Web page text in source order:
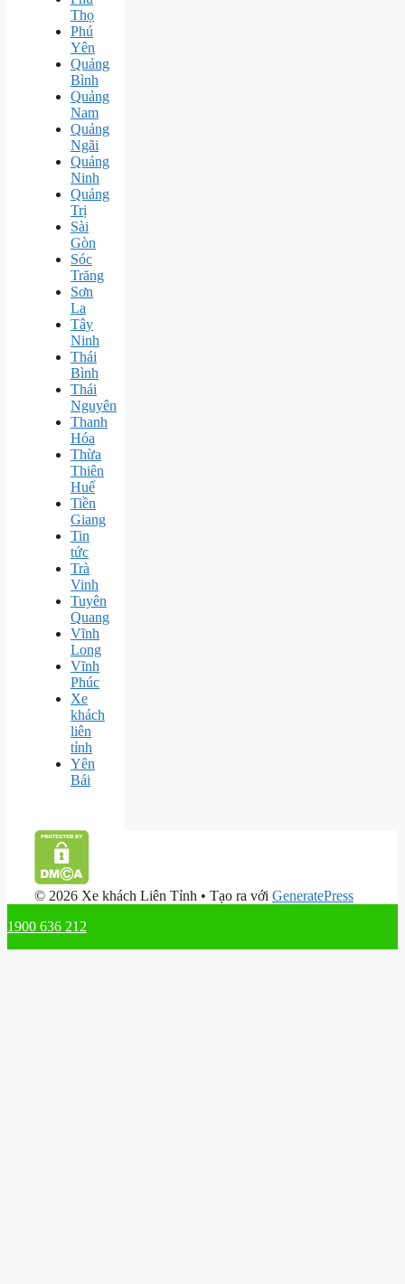
Thọ
Phú
Yên
Quảng
Bình
Quảng
Nam
Quảng
Ngãi
Quảng
Ninh
Quảng
Trị
Sài
Gòn
Sóc
Trăng
Sơn
La
Tây
Ninh
Thái
Bình
Thái
Nguyên
Thanh
Hóa
Thừa
Thiên
Huế
Tiền
Giang
Tin
tức
Trà
Vinh
Tuyên
Quang
Vĩnh
Long
Vĩnh
Phúc
Xe
khách
liên
tỉnh
Yên
Bái
© 2026 Xe khách Liên Tỉnh • Tạo ra với GeneratePress
1900 636 212